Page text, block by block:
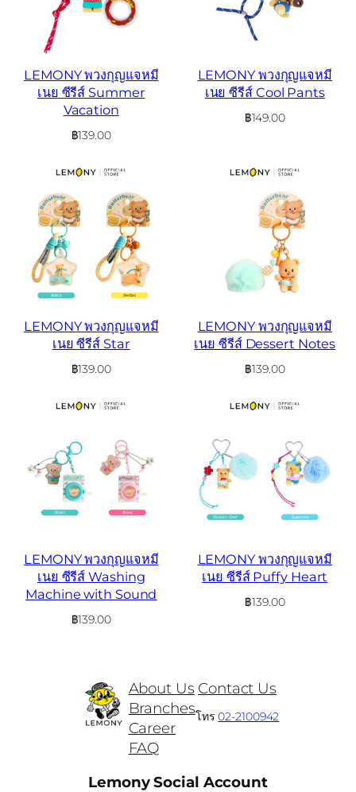
LEMONY พวงกุญแจหมี
เนย ซีรีส์ Summer
Vacation
฿139.00
LEMONY พวงกุญแจหมี
เนย ซีรีส์ Cool Pants
฿149.00
LEMONY พวงกุญแจหมี
เนย ซีรีส์ Star
฿139.00
LEMONY พวงกุญแจหมี
เนย ซีรีส์ Dessert Notes
฿139.00
LEMONY พวงกุญแจหมี
เนย ซีรีส์ Washing
Machine with Sound
฿139.00
LEMONY พวงกุญแจหมี
เนย ซีรีส์ Puffy Heart
฿139.00
About Us
Branches
Career
FAQ
Contact Us
โทร02-2100942
Lemony Social Account